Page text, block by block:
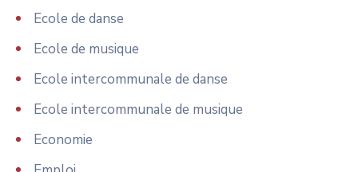
Ecole de danse
Ecole de musique
Ecole intercommunale de danse
Ecole intercommunale de musique
Economie